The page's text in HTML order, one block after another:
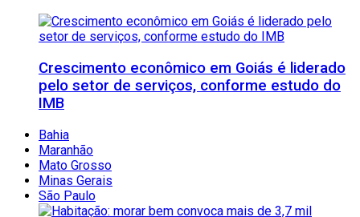
Crescimento econômico em Goiás é liderado
pelo setor de serviços, conforme estudo do
IMB
Bahia
Maranhão
Mato Grosso
Minas Gerais
São Paulo